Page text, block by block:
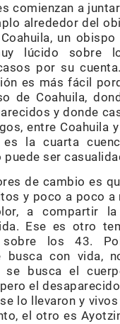
comienzan a
alrededor del
un
lúcido sobre
por su
es más fácil
de Coahuila,
y donde
entre Coahuila
es la cuarta
puede ser
de cambio es
y poco a poco a
a compartir la
Ese es otro
sobre los 43.
busca con vida,
se busca el
el
lo llevaron y
el otro es